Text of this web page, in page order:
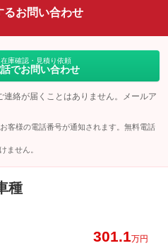
るお問い合わせ
在庫確認・見積り依頼
でお問い合わせ
絡が届くことはありません。メールア
客様の電話番号が通知されます。無料電話
ません。
種
301.1万円